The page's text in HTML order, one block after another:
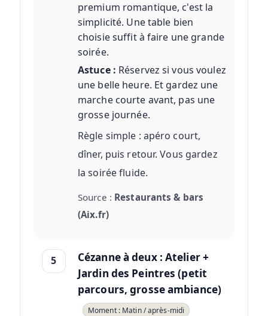
premium romantique, c'est la
simplicité. Une table bien
choisie suffit à faire une grande
soirée.
Astuce : Réservez si vous voulez
une belle heure. Et gardez une
marche courte avant, pas une
grosse journée.
Règle simple : apéro court,
dîner, puis retour. Vous gardez
la soirée fluide.
Source : Restaurants & bars
(Aix.fr)
5
Cézanne à deux : Atelier +
Jardin des Peintres (petit
parcours, grosse ambiance)
Moment : Matin / après-midi